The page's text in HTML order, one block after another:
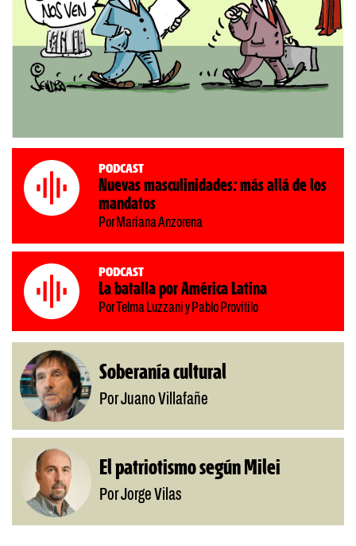
Podcast
Nuevas masculinidades: más allá de los
mandatos
Por Mariana Anzorena
Podcast
La batalla por América Latina
Por Telma Luzzani y Pablo Provitilo
Soberanía cultural
Por Juano Villafañe
El patriotismo según Milei
Por Jorge Vilas